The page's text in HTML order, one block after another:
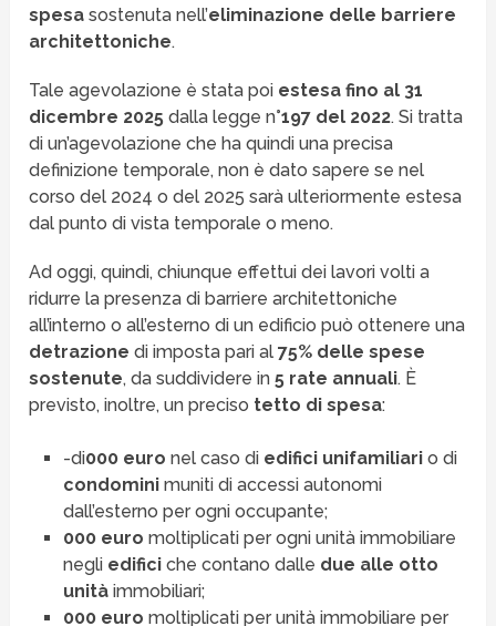
spesa sostenuta nell’eliminazione delle barriere
architettoniche.
Tale agevolazione è stata poi estesa fino al 31
dicembre 2025 dalla legge n°197 del 2022. Si tratta
di un’agevolazione che ha quindi una precisa
definizione temporale, non è dato sapere se nel
corso del 2024 o del 2025 sarà ulteriormente estesa
dal punto di vista temporale o meno.
Ad oggi, quindi, chiunque effettui dei lavori volti a
ridurre la presenza di barriere architettoniche
all’interno o all’esterno di un edificio può ottenere una
detrazionedi imposta pari al 75% delle spese
sostenute, da suddividere in5 rate annuali. È
previsto, inoltre, un preciso tetto di spesa:
-di000 euro nel caso diedifici unifamiliario di
condominimuniti di accessi autonomi
dall’esterno per ogni occupante;
000 euro moltiplicati per ogni unità immobiliare
negli edificiche contano dalle due alle otto
unitàimmobiliari;
000 euro moltiplicati per unità immobiliare per